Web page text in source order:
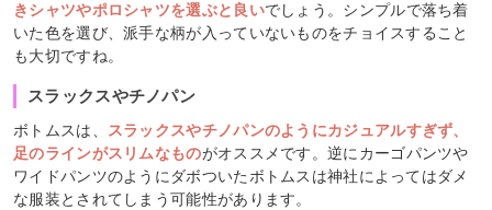
きシャツやポロシャツを選ぶと良いでしょう。シンプルで落ち着
いた色を選び、派手な柄が入っていないものをチョイスすること
も大切ですね。
スラックスやチノパン
ボトムスは、
スラックスやチノパンのようにカジュアルすぎず、
足のラインがスリムなものがオススメです。逆にカーゴパンツや
ワイドパンツのようにダボついたボトムスは神社によってはダメ
な服装とされてしまう可能性があります。